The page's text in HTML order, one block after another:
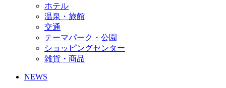
ホテル
温泉・旅館
交通
テーマパーク・公園
ショッピングセンター
雑貨・商品
NEWS